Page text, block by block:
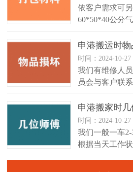
依客户需求可
60*50*40公分
申港搬运时
时间：2024-10-
我们有维修人
员会与客户联
贵重物品可于
申港搬家时几
时间：2024-10-
我们一般一车
根据当天工作